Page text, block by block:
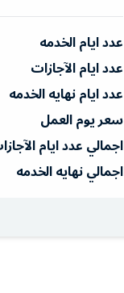
عدد ايام الخدمه
عدد ايام الآجازات
عدد ايام نهايه الخدمه
سعر يوم العمل
اجمالي عدد ايام
اجمالي نهايه الخدمه